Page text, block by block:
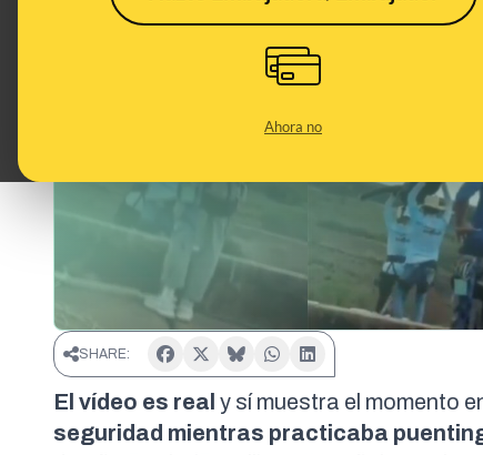
Ahora no
SHARE:
El vídeo es real y sí muestra el momento
seguridad mientras practicaba